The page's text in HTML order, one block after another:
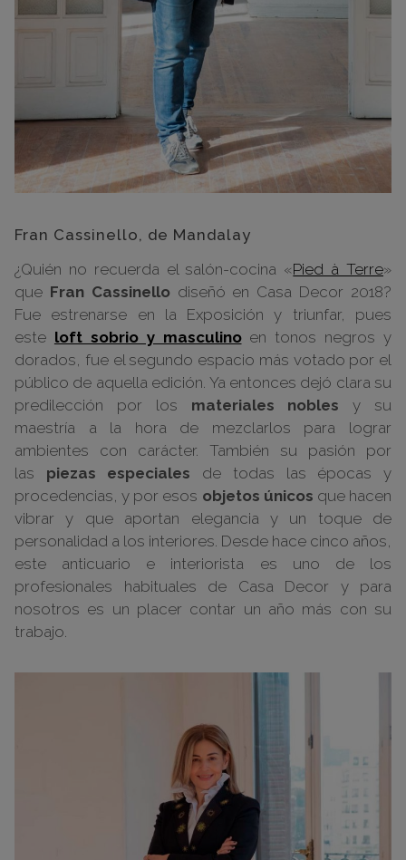
Fran Cassinello, de Mandalay
¿Quién no recuerda el salón-cocina «Pied à Terre»
que Fran Cassinellodiseñó en Casa Decor 2018?
Fue estrenarse en la Exposición y triunfar, pues
este loft sobrio y masculinoen tonos negros y
dorados, fue el segundo espacio más votado por el
público de aquella edición. Ya entonces dejó clara su
predilección por los materiales nobles y su
maestría a la hora de mezclarlos para lograr
ambientes con carácter. También su pasión por
las piezas especiales de todas las épocas y
procedencias, y por esos objetos únicos que hacen
vibrar y que aportan elegancia y un toque de
personalidad a los interiores. Desde hace cinco años,
este anticuario e interiorista es uno de los
profesionales habituales de Casa Decor y para
nosotros es un placer contar un año más con su
trabajo.